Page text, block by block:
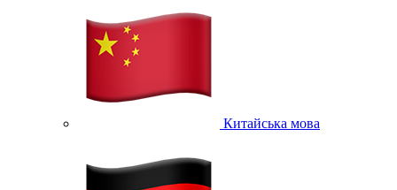
Китайська мова